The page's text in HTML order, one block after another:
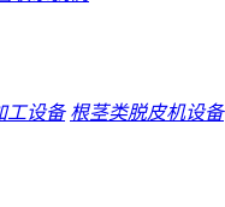
工设备 根茎类脱皮机设备